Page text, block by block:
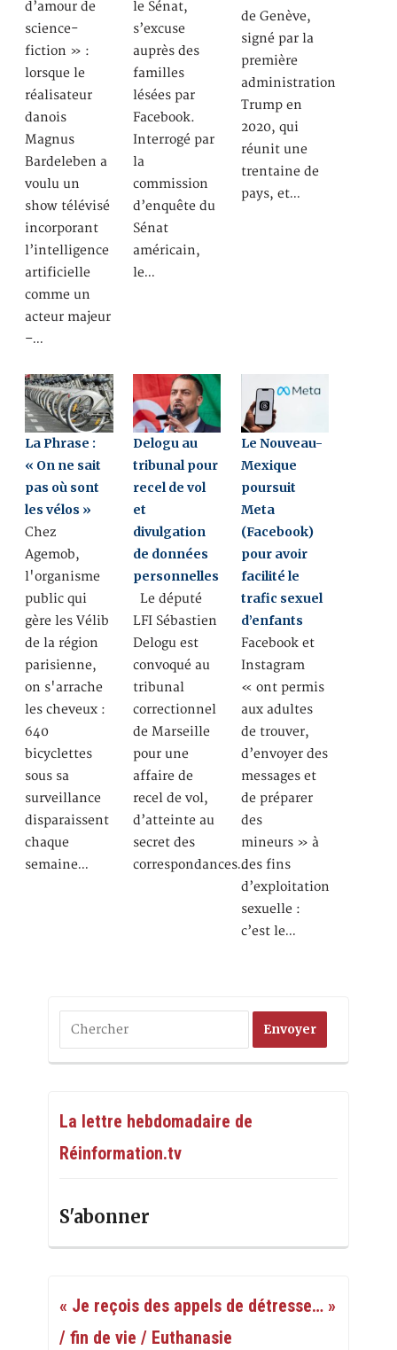
d’amour de
science-
fiction » :
lorsque le
réalisateur
danois
Magnus
Bardeleben a
voulu un
show télévisé
incorporant
l’intelligence
artificielle
comme un
acteur majeur
–…
le Sénat,
s’excuse
auprès des
familles
lésées par
Facebook.
Interrogé par
la
commission
d’enquête du
Sénat
américain,
le…
de Genève,
signé par la
première
administration
Trump en
2020, qui
réunit une
trentaine de
pays, et…
La Phrase :
« On ne sait
pas où sont
les vélos »
Chez
Agemob,
l'organisme
public qui
gère les Vélib
de la région
parisienne,
on s'arrache
les cheveux :
640
bicyclettes
sous sa
surveillance
disparaissent
chaque
semaine…
Delogu au
tribunal pour
recel de vol
et
divulgation
de données
personnelles
Le député
LFI Sébastien
Delogu est
convoqué au
tribunal
correctionnel
de Marseille
pour une
affaire de
recel de vol,
d’atteinte au
secret des
correspondances…
Le Nouveau-
Mexique
poursuit
Meta
(Facebook)
pour avoir
facilité le
trafic sexuel
d’enfants
Facebook et
Instagram
« ont permis
aux adultes
de trouver,
d’envoyer des
messages et
de préparer
des
mineurs » à
des fins
d’exploitation
sexuelle :
c’est le…
La lettre hebdomadaire de
Réinformation.tv
S'abonner
« Je reçois des appels de détresse… »
/ fin de vie / Euthanasie